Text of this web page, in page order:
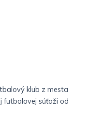
klub z mesta
futbalovej súťaži od